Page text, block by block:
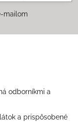
mailom
odborníkmi a
a prispôsobené